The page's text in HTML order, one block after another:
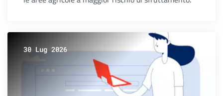
30 Lug 2026